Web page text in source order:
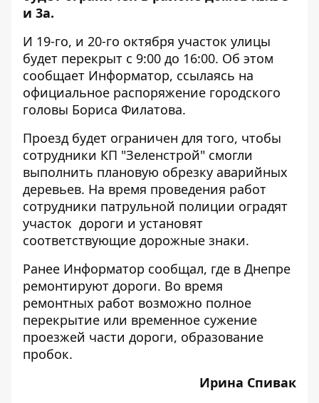
и 3а.
И 19-го, и 20-го октября участок улицы
будет перекрыт с 9:00 до 16:00. Об этом
сообщает Информатор, ссылаясь на
официальное распоряжение городского
головы Бориса Филатова.
Проезд будет ограничен для того, чтобы
сотрудники КП "Зеленстрой" смогли
выполнить плановую обрезку аварийных
деревьев. На время проведения работ
сотрудники патрульной полиции оградят
участок дороги и установят
соответствующие дорожные знаки.
Ранее Информатор сообщал, где в Днепре
ремонтируют дороги. Во время
ремонтных работ возможно полное
перекрытие или временное сужение
проезжей части дороги, образование
пробок.
Ирина Спивак